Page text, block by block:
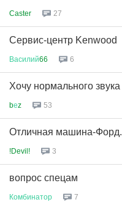
Caster 27
Сервис-центр Kenwood
Василий66 6
Хочу нормального звука
bеz 53
Отличная машина-Форд.
!Devil! 3
вопрос спецам
Комбинатор 7